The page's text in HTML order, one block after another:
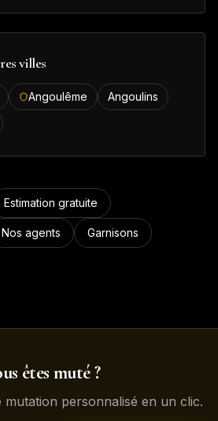
villes
Angoulême
Angoulins
Estimation gratuite
Nos agents Garnisons
êtes muté ?
personnalisé en un clic.